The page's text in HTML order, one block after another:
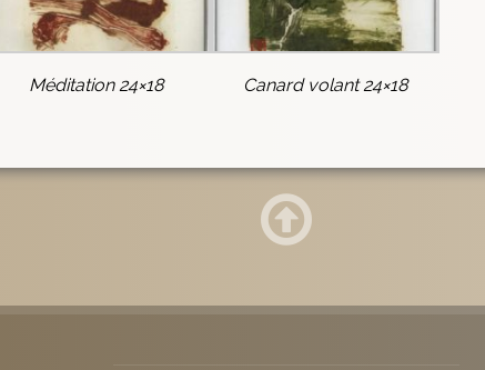
Méditation 24×18 Canard volant 24×18